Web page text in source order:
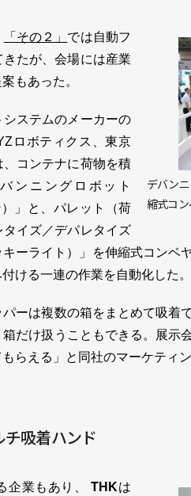
デバン
縮式コ
「その２」 では自動フ
たが、会場には産業
もあった。
ステムのメーカーの
ロボティクス、東京
コンテナに荷物を積
ンニングロボット
」と、パレット（荷
イズ／デパレタイズ
ーライト）」を伸縮式コンベ
ける一連の作業を自動化した。
ーは複数の箱をまとめて吸着
だけ扱うこともできる。展示
らえる」と同社のマーケティ
吸着ハンド
企業もあり、THKは